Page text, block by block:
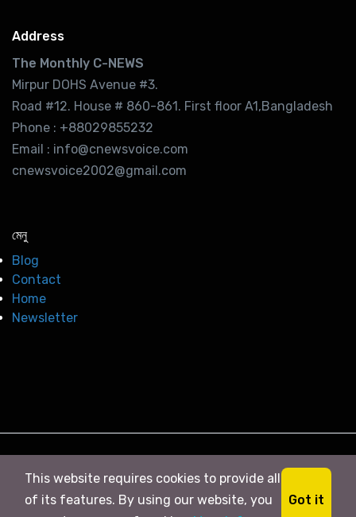
Address
The Monthly C-NEWS
Mirpur DOHS Avenue #3.
Road #12. House # 860-861. First floor A1,Bangladesh
Phone : +88029855232
Email : info@cnewsvoice.com
cnewsvoice2002@gmail.com
মেনু
Blog
Contact
Home
Newsletter
This website requires cookies to provide all
of its features. By using our website, you
Got it